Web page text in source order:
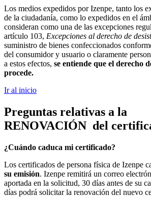
Los medios expedidos por Izenpe, tanto los
de la ciudadanía, como lo expedidos en el
consideran como una de las excepciones
artículo 103, Excepciones al derecho de
suministro de bienes confeccionados
del consumidor y usuario o claramente
a estos efectos, se entiende que el derecho
procede.
Ir al inicio
Preguntas relativas a la
RENOVACIÓN del
¿Cuándo caduca mi certificado?
Los certificados de persona física de Izenpe
su emisión. Izenpe remitirá un correo
aportada en la solicitud, 30 días antes de su
días podrá solicitar la renovación del nuevo